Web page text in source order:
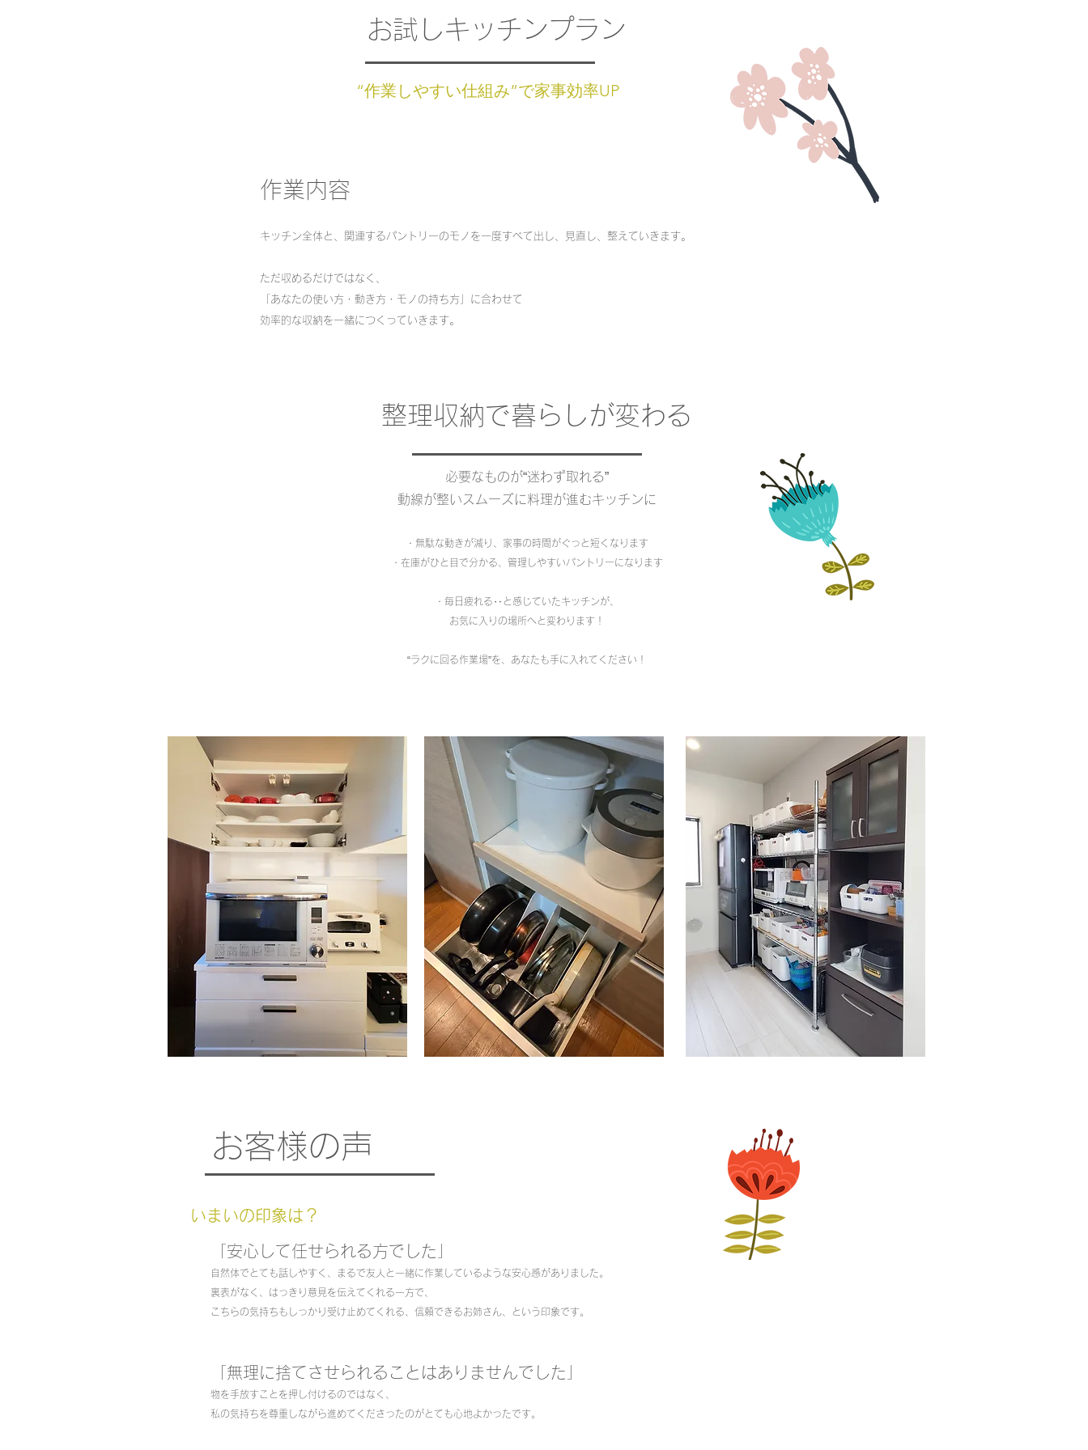
お試しキッチンプラン
“作業しやすい仕組み”で家事効率UP
作業内容
キッチン全体と、関連するパントリーのモノを一度すべて出し、見直し、整えていきます。​
ただ収めるだけではなく、
「あなたの使い方・動き方・モノの持ち方」に合わせて
効率的な収納を一緒につくっていきます。
整理収納で暮らしが変わる
必要なものが“迷わず取れる”
動線が整いスムーズに料理が進むキッチンに
・無駄な動きが減り、家事の時間がぐっと短くなります
・在庫がひと目で分かる、管理しやすいパントリーになります
・毎日疲れる‥と感じていたキッチンが、
お気に入りの場所へと変わります！
“ラクに回る作業場”を、あなたも手に入れてください！
お客様の声
いまいの印象は？
「安心して任せられる方でした」
自然体でとても話しやすく、まるで友人と一緒に作業しているような安心感がありました。
裏表がなく、はっきり意見を伝えてくれる一方で、
こちらの気持ちもしっかり受け止めてくれる、信頼できるお姉さん、という印象です。
「無理に捨てさせられることはありませんでした」
物を手放すことを押し付けるのではなく、
私の気持ちを尊重しながら進めてくださったのがとても心地よかったです。